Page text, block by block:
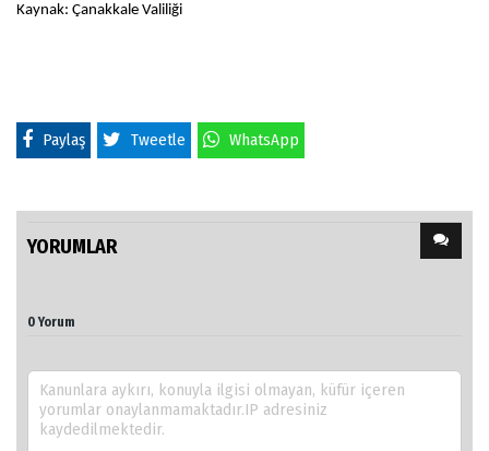
Kaynak: Çanakkale Valiliği
Paylaş Tweetle WhatsApp
YORUMLAR
0 Yorum